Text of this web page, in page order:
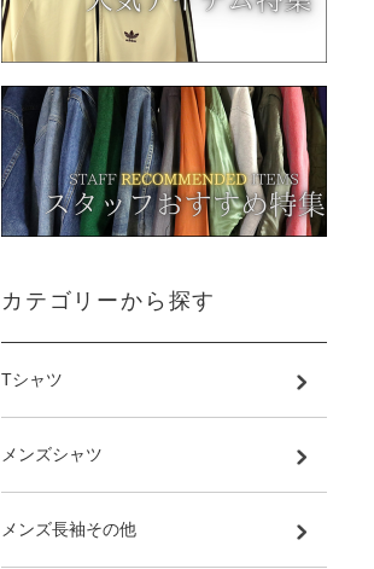
カテゴリーから探す
Tシャツ
メンズシャツ
メンズ長袖その他